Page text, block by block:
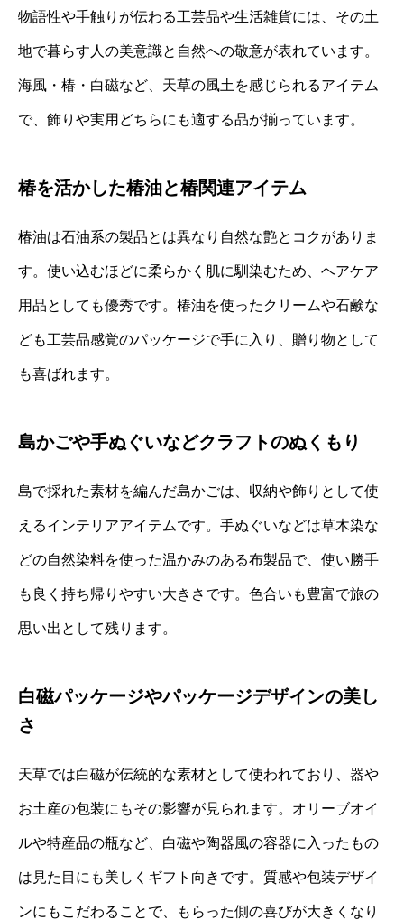
物語性や手触りが伝わる工芸品や生活雑貨には、その土
地で暮らす人の美意識と自然への敬意が表れています。
海風・椿・白磁など、天草の風土を感じられるアイテム
で、飾りや実用どちらにも適する品が揃っています。
椿を活かした椿油と椿関連アイテム
椿油は石油系の製品とは異なり自然な艶とコクがありま
す。使い込むほどに柔らかく肌に馴染むため、ヘアケア
用品としても優秀です。椿油を使ったクリームや石鹸な
ども工芸品感覚のパッケージで手に入り、贈り物として
も喜ばれます。
島かごや手ぬぐいなどクラフトのぬくもり
島で採れた素材を編んだ島かごは、収納や飾りとして使
えるインテリアアイテムです。手ぬぐいなどは草木染な
どの自然染料を使った温かみのある布製品で、使い勝手
も良く持ち帰りやすい大きさです。色合いも豊富で旅の
思い出として残ります。
白磁パッケージやパッケージデザインの美し
さ
天草では白磁が伝統的な素材として使われており、器や
お土産の包装にもその影響が見られます。オリーブオイ
ルや特産品の瓶など、白磁や陶器風の容器に入ったもの
は見た目にも美しくギフト向きです。質感や包装デザイ
ンにもこだわることで、もらった側の喜びが大きくなり